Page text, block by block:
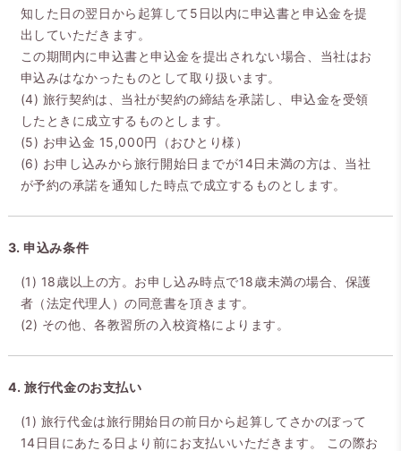
知した日の翌日から起算して5日以内に申込書と申込金を提
出していただきます。
この期間内に申込書と申込金を提出されない場合、当社はお
申込みはなかったものとして取り扱います。
(4) 旅行契約は、当社が契約の締結を承諾し、申込金を受領
したときに成立するものとします。
(5) お申込金 15,000円（おひとり様）
(6) お申し込みから旅行開始日までが14日未満の方は、当社
が予約の承諾を通知した時点で成立するものとします。
3. 申込み条件
(1) 18歳以上の方。お申し込み時点で18歳未満の場合、保護
者（法定代理人）の同意書を頂きます。
(2) その他、各教習所の入校資格によります。
4. 旅行代金のお支払い
(1) 旅行代金は旅行開始日の前日から起算してさかのぼって
14日目にあたる日より前にお支払いいただきます。 この際お